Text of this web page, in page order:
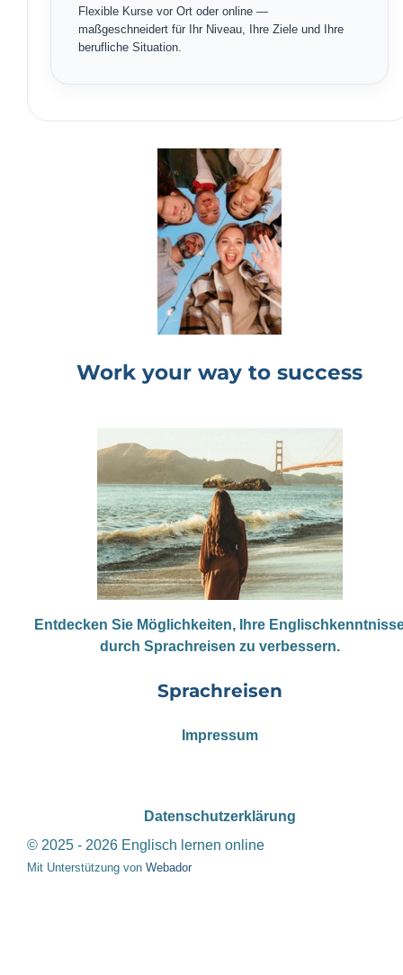
Flexible Kurse vor Ort oder online —
maßgeschneidert für Ihr Niveau, Ihre Ziele und Ihre
berufliche Situation.
Work your way to success
Entdecken Sie Möglichkeiten, Ihre
durch Sprachreisen zu verbessern.
Sprachreisen
Impressum
Datenschutzerklärung
© 2025 - 2026 Englisch lernen online
Mit Unterstützung von Webador